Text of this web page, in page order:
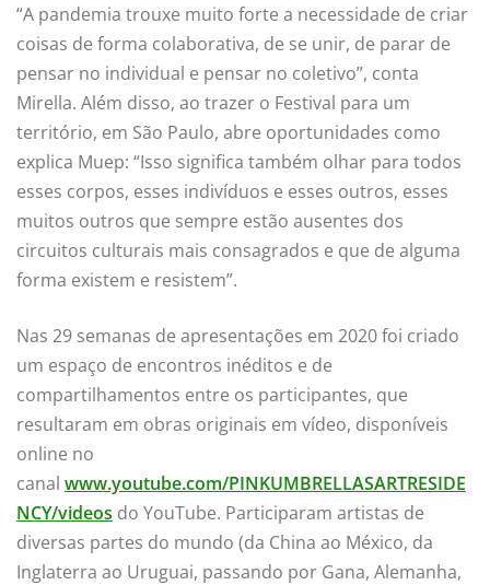
“A pandemia trouxe muito forte a necessidade de criar
coisas de forma colaborativa, de se unir, de parar de
pensar no individual e pensar no coletivo”, conta
Mirella. Além disso, ao trazer o Festival para um
território, em São Paulo, abre oportunidades como
explica Muep: “Isso significa também olhar para todos
esses corpos, esses indivíduos e esses outros, esses
muitos outros que sempre estão ausentes dos
circuitos culturais mais consagrados e que de alguma
forma existem e resistem”.
Nas 29 semanas de apresentações em 2020 foi criado
um espaço de encontros inéditos e de
compartilhamentos entre os participantes, que
resultaram em obras originais em vídeo, disponíveis
online no
canal www.youtube.com/PINKUMBRELLASARTRESIDE
NCY/videos do YouTube. Participaram artistas de
diversas partes do mundo (da China ao México, da
Inglaterra ao Uruguai, passando por Gana, Alemanha,